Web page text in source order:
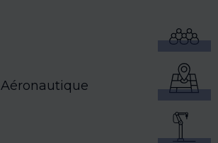
Aéronautique